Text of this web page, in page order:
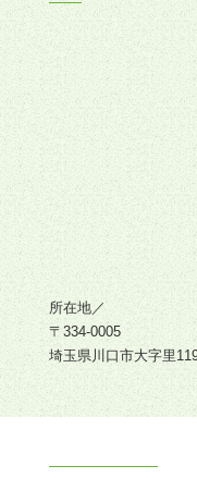
所在地／
〒334-0005
埼玉県川口市大字里